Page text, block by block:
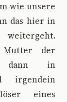
wie unsere
das hier in
der
dann in
irgendein
eines